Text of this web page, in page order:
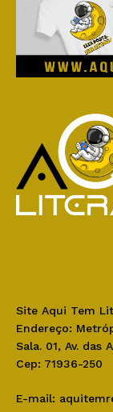
Site Aqui Tem
Endereço:
Sala. 01, Av. das
Cep: 71936-250
E-mail: